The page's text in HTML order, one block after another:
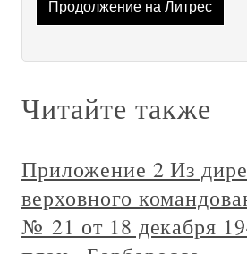
Продолжение на Литрес
Читайте также
Приложение 2 Из
верховного
№ 21 от 18 декабря